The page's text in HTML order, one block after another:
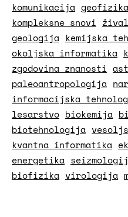
komunikacija geofizika
kompleksne snovi
geologija kemijska
okoljska informatika
zgodovina znanosti
paleoantropologija
informacijska
lesarstvo biokemija
biotehnologija
kvantna informatika
energetika
biofizika virologija